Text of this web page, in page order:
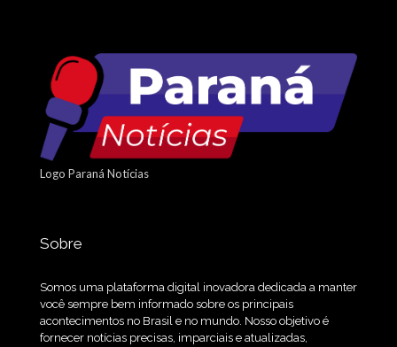
Logo Paraná Notícias
Sobre
Somos uma plataforma digital inovadora dedicada a manter
você sempre bem informado sobre os principais
acontecimentos no Brasil e no mundo. Nosso objetivo é
fornecer notícias precisas, imparciais e atualizadas,